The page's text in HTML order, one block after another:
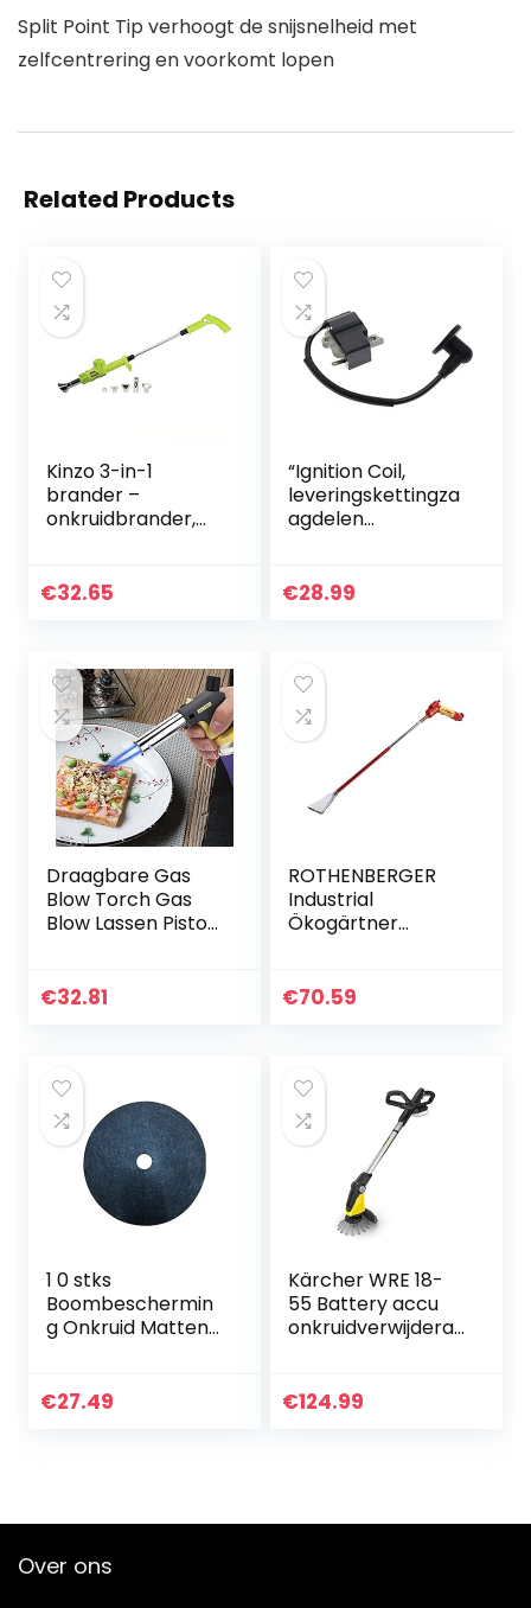
Split Point Tip verhoogt de snijsnelheid met
zelfcentrering en voorkomt lopen
Related Products
Kinzo 3-in-1
brander –
onkruidbrander,
2000W
€32.65
“Ignition Coil,
leveringskettingza
agdelen
spanning van
en andere
afzonderlijke
spanningen,
geschikt voor de
meeste
automotoren
€28.99
Draagbare Gas
Blow Torch Gas
Blow Lassen Pistool
Workshop
€32.81
ROTHENBERGER
Industrial
Ökogärtner
Onkruidbrander
€70.59
1 0 stks
Boombeschermin
g Onkruid Matten
Mats Control Doek
€27.49
Kärcher WRE 18-
55 Battery accu
onkruidverwijderaa
atie per
€124.99
Over ons